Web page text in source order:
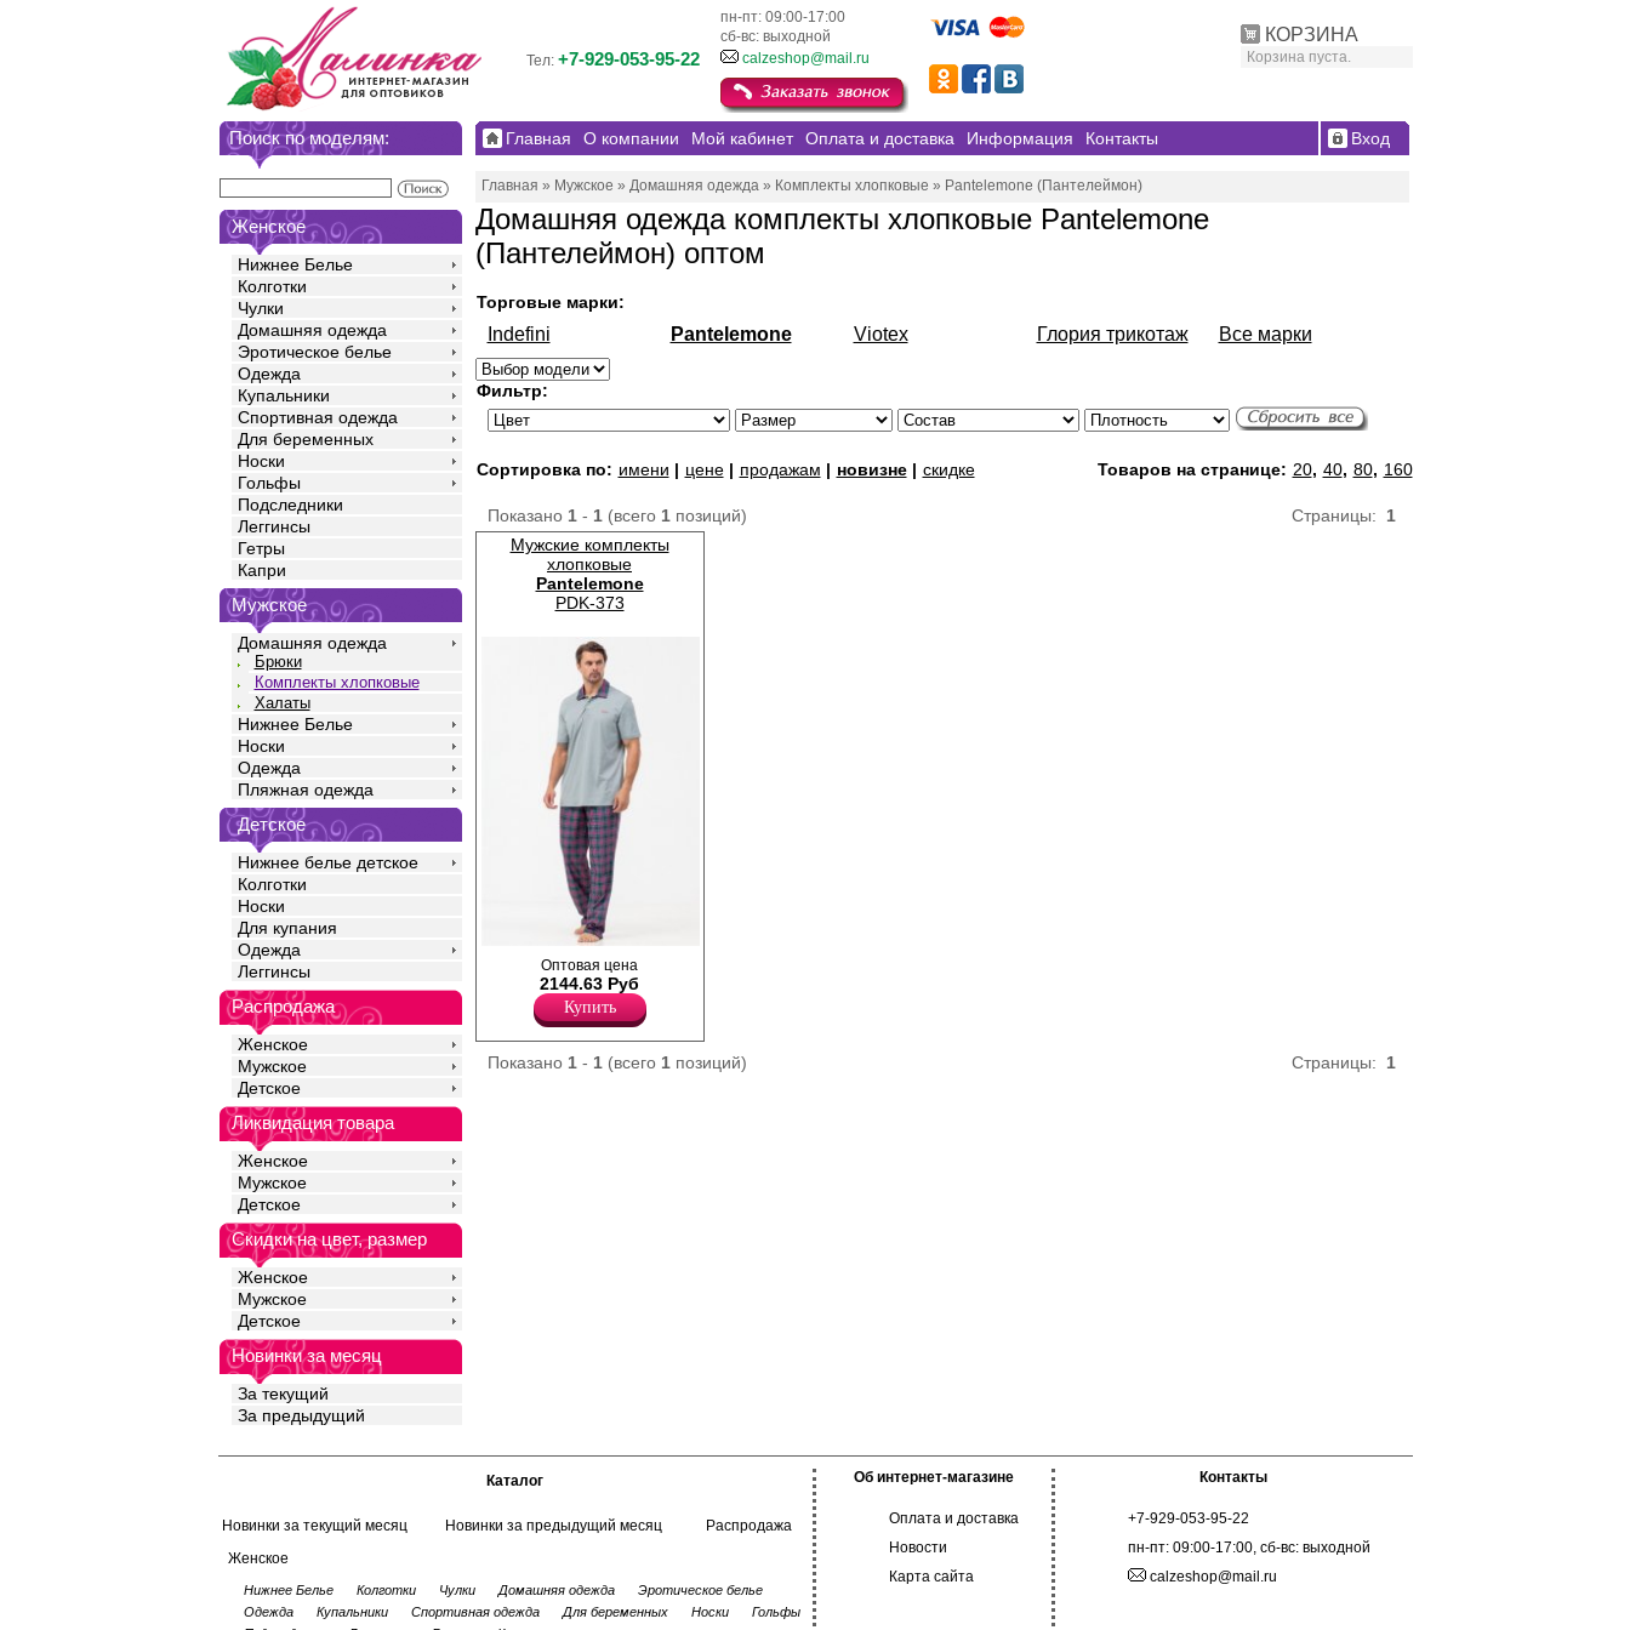
КОРЗИНА
Корзина пуста.
пн-пт: 09:00-17:00
сб-вс: выходной
Тел: +7-929-053-95-22 calzeshop@mail.ru
Поиск по моделям:
Женское
Нижнее Белье
Колготки
Чулки
Домашняя одежда
Эротическое белье
Одежда
Купальники
Спортивная одежда
Для беременных
Носки
Гольфы
Подследники
Леггинсы
Гетры
Капри
Мужское
Домашняя одежда
Брюки
Комплекты хлопковые
Халаты
Нижнее Белье
Носки
Одежда
Пляжная одежда
Детское
Нижнее белье детское
Колготки
Носки
Для купания
Одежда
Леггинсы
Распродажа
Женское
Мужское
Детское
Ликвидация товара
Женское
Мужское
Детское
Скидки на цвет, размер
Женское
Мужское
Детское
Новинки за месяц
За текущий
За предыдущий
Главная О компании Мой кабинет Оплата и доставка Информация Контакты Вход
Главная » Мужское » Домашняя одежда» Комплекты хлопковые » Pantelemone (Пантелеймон)
Домашняя одежда комплекты хлопковые Pantelemone
(Пантелеймон) оптом
Торговые марки:
Indefini Pantelemone Viotex Глория трикотаж Все марки
Фильтр:
Сортировка по: имени | цене| продажам | новизне| скидке Товаров на странице: 20, 40, 80, 160
Страницы: 1
Показано 1- 1(всего 1позиций)
Мужские комплекты
хлопковые
Pantelemone
PDK-373
Оптовая цена
2144.63 Руб
Купить
Страницы: 1
Показано 1- 1(всего 1позиций)
Каталог
Новинки за текущий месяц Новинки за предыдущий месяц
Распродажа
Женское
Нижнее Белье Колготки Чулки Домашняя одежда
Эротическое белье
Одежда
Купальники Спортивная одежда Для беременных Носки
Гольфы
Об интернет-магазине
Оплата и доставка
Новости
Карта сайта
Контакты
+7-929-053-95-22
пн-пт: 09:00-17:00, сб-вс: выходной
calzeshop@mail.ru